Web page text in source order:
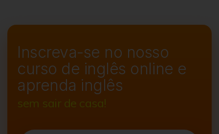
Inscreva-se no nosso
curso de inglês online e
aprenda inglês
sem sair de casa!